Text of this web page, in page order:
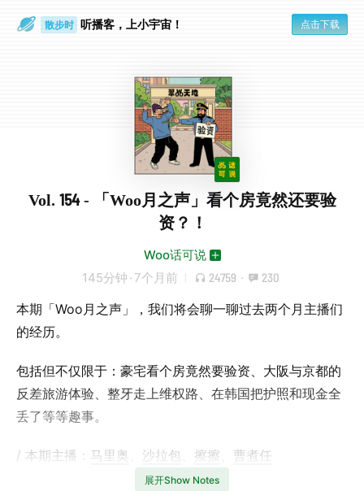
散步时 听播客，上小宇宙！ 点击下载
Vol. 154 - 「Woo月之声」看个房竟然还要验
资？！
Woo话可说
145分钟 · 7个月前 24759 · 230
本期「Woo月之声」，我们将会聊一聊过去两个月主播们
的经历。
包括但不仅限于：豪宅看个房竟然要验资、大阪与京都的
反差旅游体验、整牙走上维权路、在韩国把护照和现金全
丢了等等趣事。
/ 本期主播： 马里奥 沙拉包 擦擦 曹煮任
展开Show Notes